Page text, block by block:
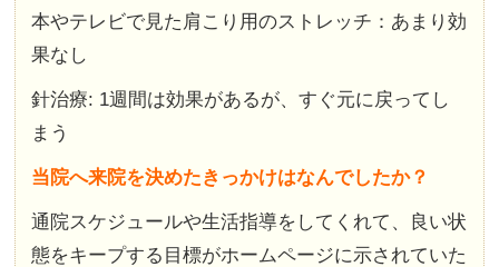
本やテレビで見た肩こり用のストレッチ：あまり効
果なし
針治療: 1週間は効果があるが、すぐ元に戻ってし
まう
当院へ来院を決めたきっかけはなんでしたか？
通院スケジュールや生活指導をしてくれて、良い状
態をキープする目標がホームページに示されていた